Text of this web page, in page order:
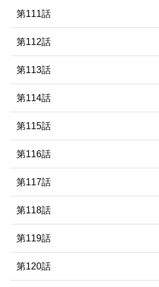
第111話
第112話
第113話
第114話
第115話
第116話
第117話
第118話
第119話
第120話